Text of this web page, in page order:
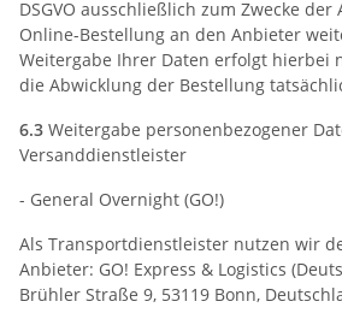
DSGVO ausschließlich zum Zwecke
Online-Bestellung an den Anbieter
Weitergabe Ihrer Daten erfolgt hierbei
die Abwicklung der Bestellung
6.3 Weitergabe personenbezogener
Versanddienstleister
- General Overnight (GO!)
Als Transportdienstleister nutzen wir
Anbieter: GO! Express & Logistics
Brühler Straße 9, 53119 Bonn,